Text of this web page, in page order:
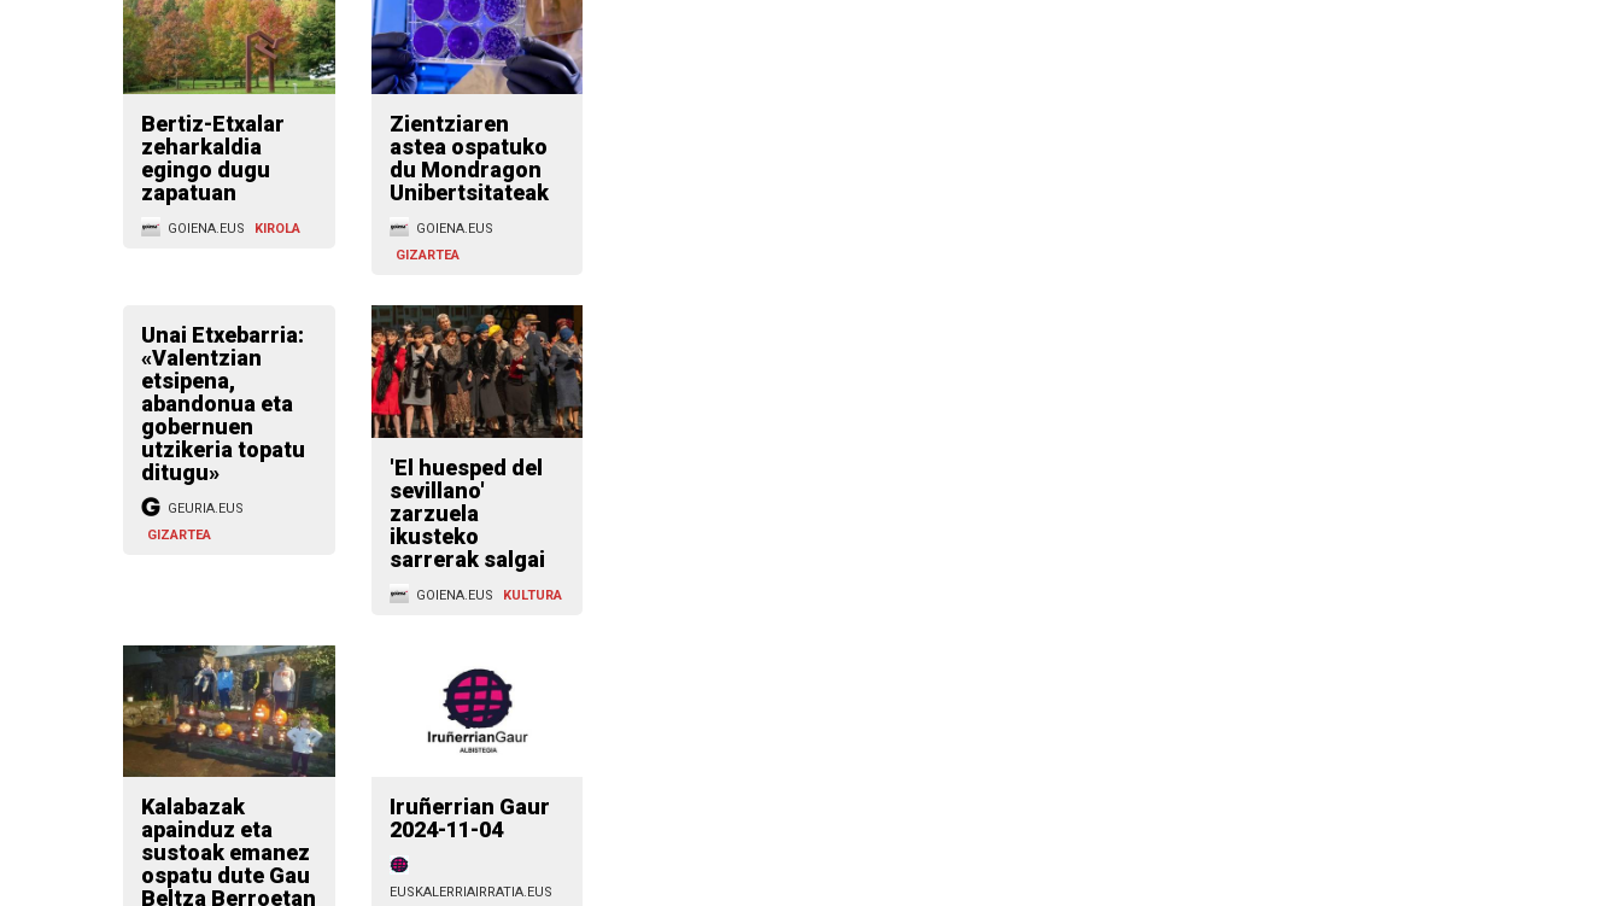
Bertiz-Etxalar
zeharkaldia
egingo dugu
zapatuan
GOIENA.EUS KIROLA
Zientziaren
astea ospatuko
du Mondragon
Unibertsitateak
GOIENA.EUS
GIZARTEA
Unai Etxebarria:
«Valentzian
etsipena,
abandonua eta
gobernuen
utzikeria topatu
ditugu»
GEURIA.EUS
GIZARTEA
'El huesped del
sevillano'
zarzuela
ikusteko
sarrerak salgai
GOIENA.EUS KULTURA
Kalabazak
apainduz eta
sustoak emanez
ospatu dute Gau
Beltza Berroetan
Iruñerrian Gaur
2024-11-04
EUSKALERRIAIRRATIA.EUS